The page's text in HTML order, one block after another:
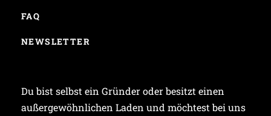
FAQ
NEWSLETTER
Du bist selbst ein Gründer oder besitzt einen
außergewöhnlichen Laden und möchtest bei uns